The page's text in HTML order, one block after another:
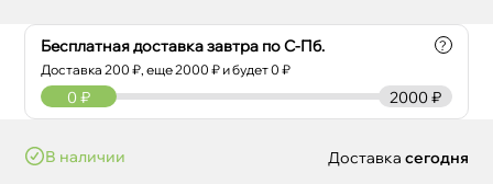
Бесплатная доставка завтра по С-Пб.
Доставка200 ₽, еще2000 ₽ и будет 0 ₽
?
2000 ₽
0 ₽
наличии Доставка сегодня